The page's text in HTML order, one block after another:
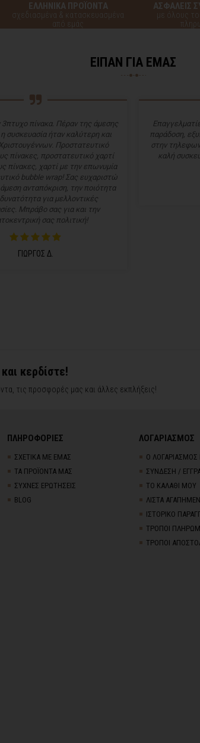
ΕΛΛΗΝΙΚΑ ΠΡΟΪΟΝΤΑ
σχεδιασμένα & κατασκευασμένα
από εμάς
ΑΣΦΑΛΕΙΣ
με όλους
ΕΙΠΑΝ ΓΙΑ ΕΜΑΣ
πίνακα. Πέραν της άμεσης
συσκευασία ήταν καλύτερη και
Προστατευτικό
πίνακες, προστατευτικό χαρτί
πίνακες, χαρτί με την επωνυμία
bubble wrap! Σας ευχαριστώ
ανταπόκριση, την ποιότητα
για μελλοντικές
Μπράβο σας για και την
σας πολιτική!
ΓΙΩΡΓΟΣ Δ.
παράδοση,
στην
καλή
κερδίστε!
τις προσφορές μας και άλλες εκπλήξεις!
ΠΛΗΡΟΦΟΡΙΕΣ
ΣΧΕΤΙΚΑ ΜΕ ΕΜΑΣ
ΤΑ ΠΡΟΪΟΝΤΑ ΜΑΣ
ΣΥΧΝΕΣ ΕΡΩΤΗΣΕΙΣ
BLOG
ΛΟΓΑΡΙΑΣΜΟΣ
Ο
ΣΥΝΔΕΣΗ /
ΤΟ ΚΑΛΑΘΙ ΜΟΥ
ΛΙΣΤΑ
ΙΣΤΟΡΙΚΟ
ΤΡΟΠΟΙ
ΤΡΟΠΟΙ